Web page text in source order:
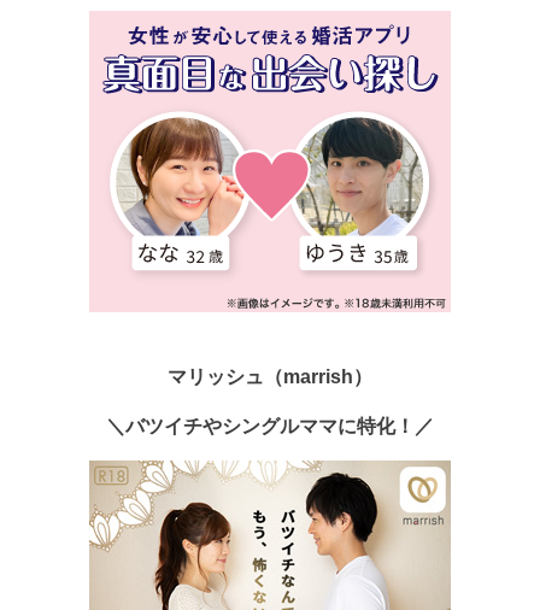
マリッシュ（marrish）
＼バツイチやシングルママに特化！／